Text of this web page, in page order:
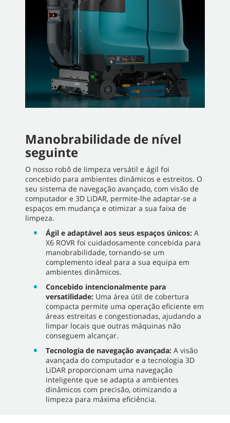
Manobrabilidade de nível
seguinte
O nosso robô de limpeza versátil e ágil foi
concebido para ambientes dinâmicos e estreitos. O
seu sistema de navegação avançado, com visão de
computador e 3D LiDAR, permite-lhe adaptar-se a
espaços em mudança e otimizar a sua faixa de
limpeza.
Ágil e adaptável aos seus espaços únicos: A
X6 ROVR foi cuidadosamente concebida para
manobrabilidade, tornando-se um
complemento ideal para a sua equipa em
ambientes dinâmicos.
Concebido intencionalmente para
versatilidade: Uma área útil de cobertura
compacta permite uma operação eficiente em
áreas estreitas e congestionadas, ajudando a
limpar locais que outras máquinas não
conseguem alcançar.
Tecnologia de navegação avançada: A visão
avançada do computador e a tecnologia 3D
LiDAR proporcionam uma navegação
inteligente que se adapta a ambientes
dinâmicos com precisão, otimizando a
limpeza para máxima eficiência.